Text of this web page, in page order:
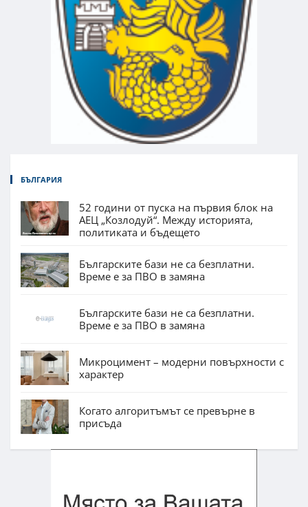
БЪЛГАРИЯ
52 години от пуска на първия блок на
АЕЦ „Козлодуй“. Между историята,
политиката и бъдещето
Българските бази не са безплатни.
Време е за ПВО в замяна
Българските бази не са безплатни.
Време е за ПВО в замяна
Микроцимент – модерни повърхности с
характер
Когато алгоритъмът се превърне в
присъда